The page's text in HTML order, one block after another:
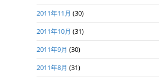
2011年11月 (30)
2011年10月 (31)
2011年9月 (30)
2011年8月 (31)